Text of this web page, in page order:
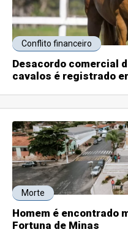
Conflito financeiro
Desacordo comercial
cavalos é registrado
Morte
Homem é encontrado
Fortuna de Minas